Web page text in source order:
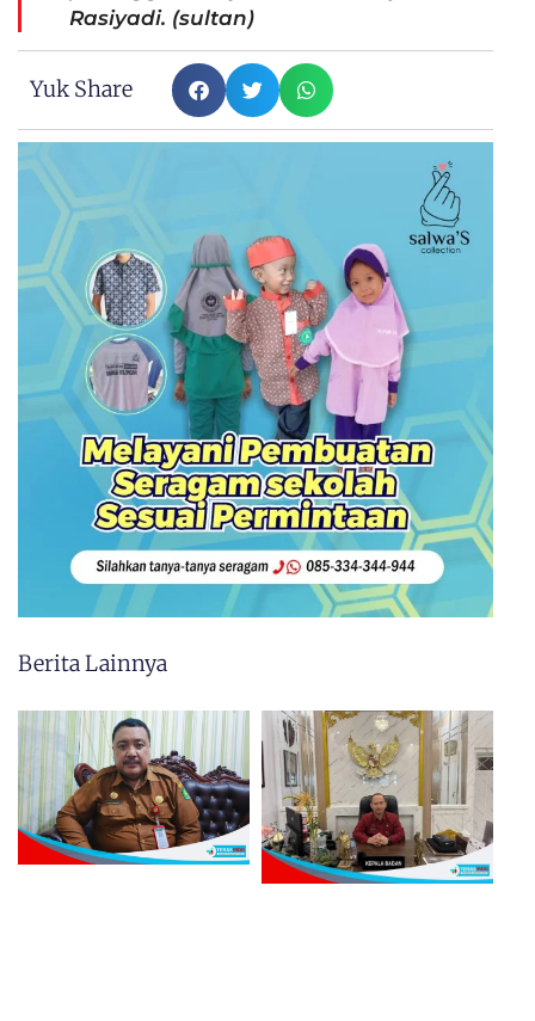
Rasiyadi. (sultan)
Yuk Share
Berita Lainnya